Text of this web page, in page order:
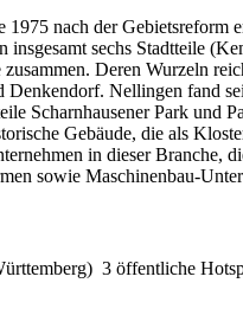
nach der
sechs Stadtteile
Deren Wurzeln
Nellingen fand
Scharnhausener Park
Gebäude, die als
in dieser Branche,
sowie Maschinenbau-
3 öffentliche